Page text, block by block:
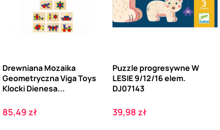
Drewniana Mozaika
Geometryczna Viga Toys
Klocki Dienesa...
Cena
85,49 zł
Puzzle progresywne W
LESIE 9/12/16 elem.
DJ07143
Cena
39,98 zł